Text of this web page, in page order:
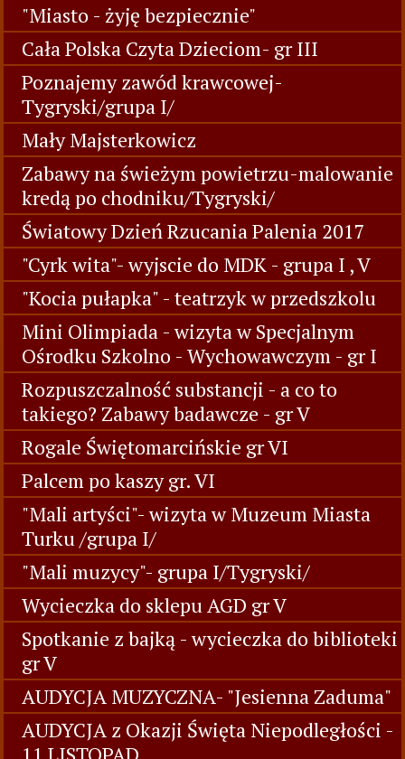
" Legendy Polskie" - teatrzyk w przedszkolu
Wizyta w Szkole Muzycznej YAMAHA-
grupa I
Dzień Pluszowego Misia
"Miasto - żyję bezpiecznie"
Cała Polska Czyta Dzieciom- gr III
Poznajemy zawód krawcowej-
Tygryski/grupa I/
Mały Majsterkowicz
Zabawy na świeżym powietrzu-malowanie
kredą po chodniku/Tygryski/
Światowy Dzień Rzucania Palenia 2017
"Cyrk wita"- wyjscie do MDK - grupa I , V
"Kocia pułapka" - teatrzyk w przedszkolu
Mini Olimpiada - wizyta w Specjalnym
Ośrodku Szkolno - Wychowawczym - gr I
Rozpuszczalność substancji - a co to
takiego? Zabawy badawcze - gr V
Rogale Świętomarcińskie gr VI
Palcem po kaszy gr. VI
"Mali artyści"- wizyta w Muzeum Miasta
Turku /grupa I/
"Mali muzycy"- grupa I/Tygryski/
Wycieczka do sklepu AGD gr V